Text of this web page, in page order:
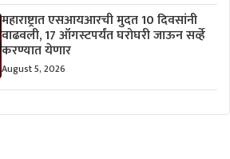
महाराष्ट्रात एसआयआरची मुदत 10 दिवसांनी
वाढवली, 17 ऑगस्टपर्यंत घरोघरी जाऊन सर्व्हे
करण्यात येणार
August 5, 2026